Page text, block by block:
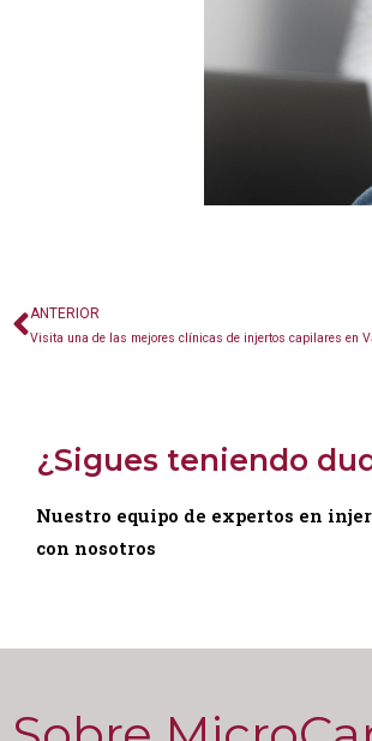
ANTERIOR
Visita una de las mejores clínicas de injertos capilares en
¿Sigues teniendo
Nuestro equipo de expertos en
con nosotros